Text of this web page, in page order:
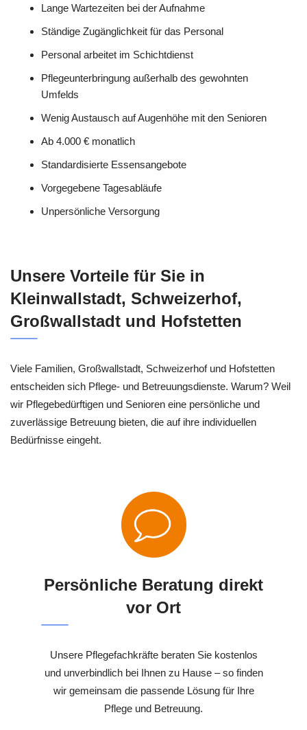
Lange Wartezeiten bei der Aufnahme
Ständige Zugänglichkeit für das Personal
Personal arbeitet im Schichtdienst
Pflegeunterbringung außerhalb des gewohnten
Umfelds
Wenig Austausch auf Augenhöhe mit den Senioren
Ab 4.000 € monatlich
Standardisierte Essensangebote
Vorgegebene Tagesabläufe
Unpersönliche Versorgung
Unsere Vorteile für Sie in
Kleinwallstadt, Schweizerhof,
Großwallstadt und Hofstetten
Viele Familien, Großwallstadt, Schweizerhof und Hofstetten
entscheiden sich Pflege- und Betreuungsdienste. Warum? Weil
wir Pflegebedürftigen und Senioren eine persönliche und
zuverlässige Betreuung bieten, die auf ihre individuellen
Bedürfnisse eingeht.
Persönliche Beratung direkt
vor Ort
Unsere Pflegefachkräfte beraten Sie kostenlos
und unverbindlich bei Ihnen zu Hause – so finden
wir gemeinsam die passende Lösung für Ihre
Pflege und Betreuung.